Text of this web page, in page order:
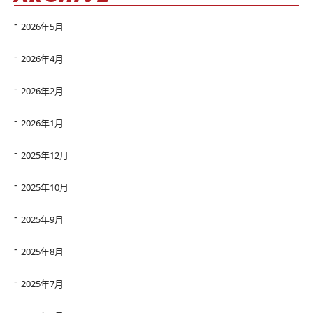
2026年5月
2026年4月
2026年2月
2026年1月
2025年12月
2025年10月
2025年9月
2025年8月
2025年7月